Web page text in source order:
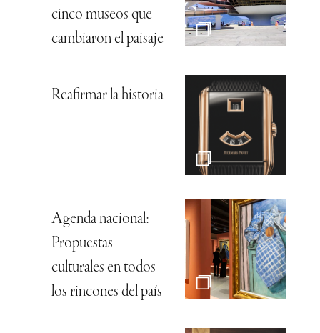
cinco museos que
cambiaron el paisaje
Reafirmar la historia
Agenda nacional:
Propuestas
culturales en todos
los rincones del país